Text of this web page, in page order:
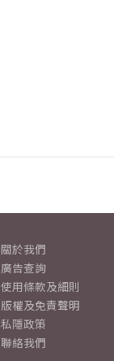
關於我們
廣告查詢
使用條款及細則
版權及免責聲明
私隱政策
聯絡我們